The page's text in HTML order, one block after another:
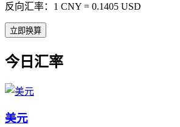
反向汇率：1 CNY = 0.1405 USD
立即换算
今日汇率
美元